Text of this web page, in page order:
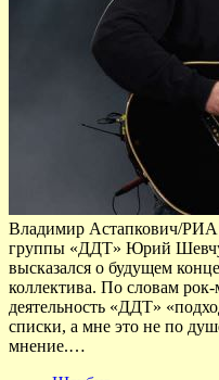
Владимир Астапкович/
группы «ДДТ» Юрий
высказался о будущем
коллектива. По словам
деятельность «ДДТ»
списки, а мне это не по
мнение.…